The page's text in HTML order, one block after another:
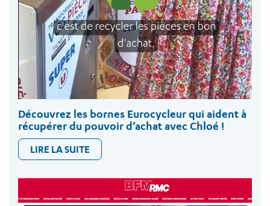
Découvrez les bornes Eurocycleur qui aident à
récupérer du pouvoir d’achat avec Chloé !
LIRE LA SUITE